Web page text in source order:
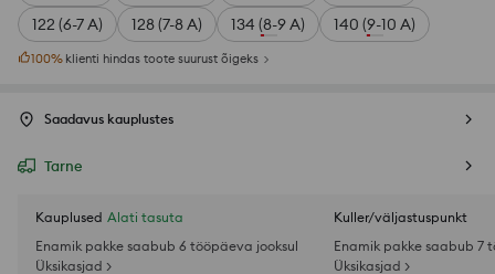
122 (6-7 A)
128 (7-8 A) 134 (8-9 A) 140 (9-10 A)
100% klienti hindas toote suurust õigeks
Saadavus kauplustes
Tarne
Kauplused Alati tasuta
Enamik pakke saabub 6 tööpäeva jooksul
Üksikasjad >
Kuller/väljastuspunkt
Enamik pakke saabub 7
Üksikasjad >